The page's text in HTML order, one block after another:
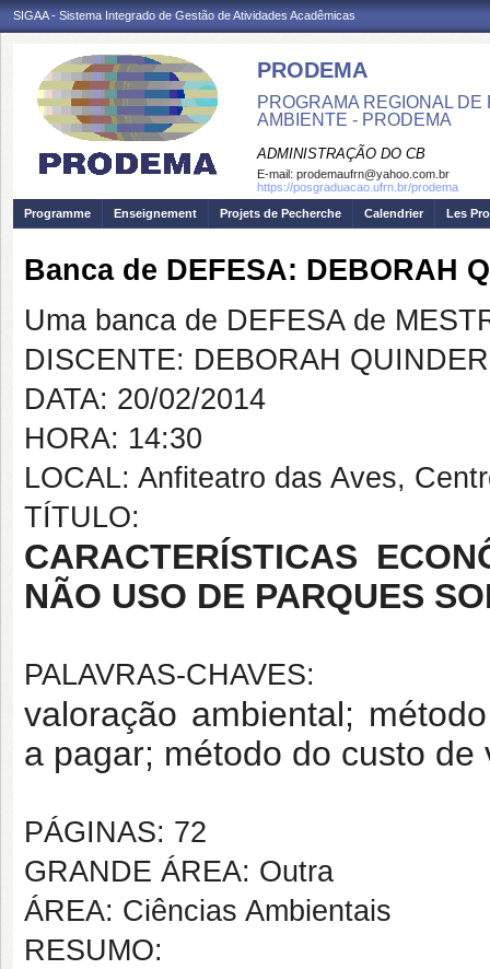
SIGAA - Sistema Integrado de Gestão de Atividades Acadêmicas
PRODEMA
PROGRAMA REGIONAL
AMBIENTE - PRODEMA
ADMINISTRAÇÃO DO CB
E-mail: prodemaufrn@yahoo.com.br
https://posgraduacao.ufrn.br/prodema
Programme
Enseignement Projets de Pecherche Calendrier Les
Banca de DEFESA: DEBORAH
Uma banca de DEFESA de
DISCENTE: DEBORAH
DATA: 20/02/2014
HORA: 14:30
LOCAL: Anfiteatro das Aves,
TÍTULO:
CARACTERÍSTICAS
NÃO USO DE PARQUES
PALAVRAS-CHAVES:
valoração ambiental;
a pagar; método do custo
PÁGINAS: 72
GRANDE ÁREA: Outra
ÁREA: Ciências Ambientais
RESUMO: